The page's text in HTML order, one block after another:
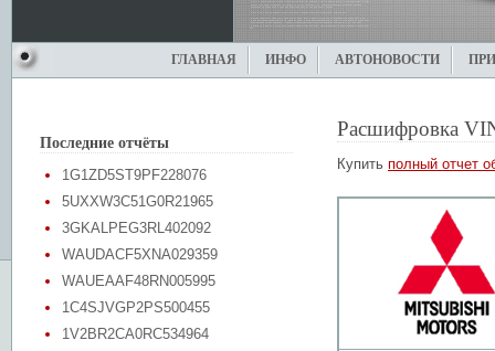
ГЛАВНАЯ ИНФО АВТОНОВОСТИ
Последние отчёты
1G1ZD5ST9PF228076
5UXXW3C51G0R21965
3GKALPEG3RL402092
WAUDACF5XNA029359
WAUEAAF48RN005995
1C4SJVGP2PS500455
1V2BR2CA0RC534964
Расшифровка
Купить полный отчет